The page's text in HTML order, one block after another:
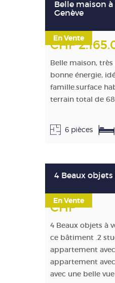
Belle maison à
Genève
En Vente
CHF
Belle maison,
bonne énergie,
famille.surface
terrain total de
6 pièces
4 Beaux objets
En Vente
CHF
4 Beaux objets à
ce bâtiment .2
appartement
appartement
avec une belle